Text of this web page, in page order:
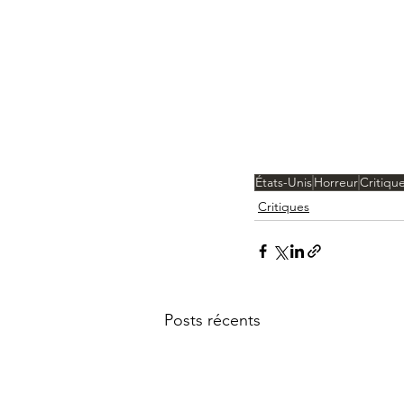
États-UnisHorreurCritique
Critiques
Posts récents